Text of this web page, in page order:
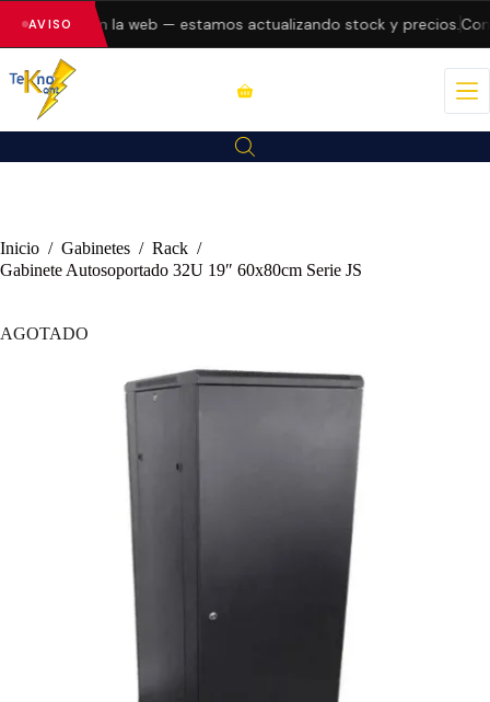
AVISO
errores en la web — estamos actualizando stock y precios.
Inicio / Gabinetes / Rack /
Gabinete Autosoportado 32U 19″ 60x80cm Serie JS
AGOTADO